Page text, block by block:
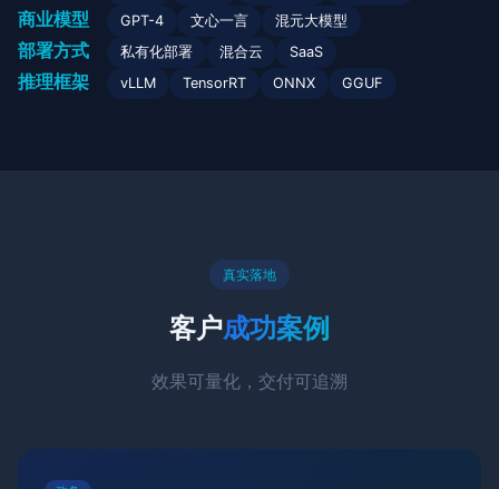
商业模型 GPT-4 文心一言 混元大模型
部署方式 私有化部署 混合云 SaaS
推理框架 vLLM TensorRT ONNX GGUF
真实落地
客户成功案例
效果可量化，交付可追溯